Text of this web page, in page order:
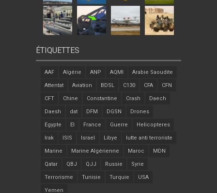
ÉTIQUETTES
AAF Algérie ANP AQMI Arabie Saoudite
Attentat Aviation BDSL C130 CFA CFN
CFT Chine Constantine Crash Daech
Daesh dat DFM DGSN Drones
Egypte EI France Guerre Helicopteres
Irak ISIS Israel Libye lutte anti terroriste
Marine Marine Algérienne Maroc MDN
Qatar QBJ QJJ Russie Syrie
Terrorisme Tunisie Turquie USA
Yemen